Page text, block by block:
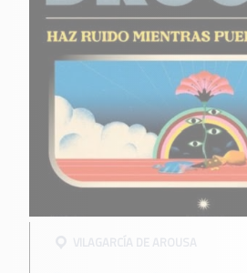
VILAGARCÍ­A DE AROUSA